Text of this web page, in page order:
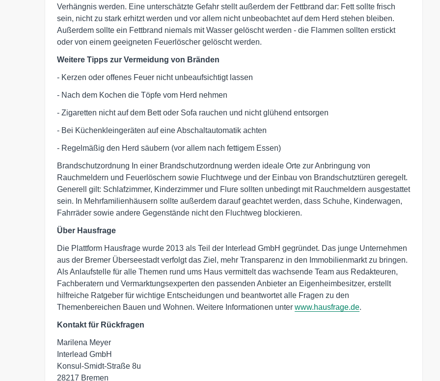
Verhängnis werden. Eine unterschätzte Gefahr stellt außerdem der Fettbrand dar: Fett sollte frisch
sein, nicht zu stark erhitzt werden und vor allem nicht unbeobachtet auf dem Herd stehen bleiben.
Außerdem sollte ein Fettbrand niemals mit Wasser gelöscht werden - die Flammen sollten erstickt
oder von einem geeigneten Feuerlöscher gelöscht werden.
Weitere Tipps zur Vermeidung von Bränden
- Kerzen oder offenes Feuer nicht unbeaufsichtigt lassen
- Nach dem Kochen die Töpfe vom Herd nehmen
- Zigaretten nicht auf dem Bett oder Sofa rauchen und nicht glühend entsorgen
- Bei Küchenkleingeräten auf eine Abschaltautomatik achten
- Regelmäßig den Herd säubern (vor allem nach fettigem Essen)
Brandschutzordnung In einer Brandschutzordnung werden ideale Orte zur Anbringung von
Rauchmeldern und Feuerlöschern sowie Fluchtwege und der Einbau von Brandschutztüren geregelt.
Generell gilt: Schlafzimmer, Kinderzimmer und Flure sollten unbedingt mit Rauchmeldern ausgestattet
sein. In Mehrfamilienhäusern sollte außerdem darauf geachtet werden, dass Schuhe, Kinderwagen,
Fahrräder sowie andere Gegenstände nicht den Fluchtweg blockieren.
Über Hausfrage
Die Plattform Hausfrage wurde 2013 als Teil der Interlead GmbH gegründet. Das junge Unternehmen
aus der Bremer Überseestadt verfolgt das Ziel, mehr Transparenz in den Immobilienmarkt zu bringen.
Als Anlaufstelle für alle Themen rund ums Haus vermittelt das wachsende Team aus Redakteuren,
Fachberatern und Vermarktungsexperten den passenden Anbieter an Eigenheimbesitzer, erstellt
hilfreiche Ratgeber für wichtige Entscheidungen und beantwortet alle Fragen zu den
Themenbereichen Bauen und Wohnen. Weitere Informationen unter www.hausfrage.de.
Kontakt für Rückfragen
Marilena Meyer
Interlead GmbH
Konsul-Smidt-Straße 8u